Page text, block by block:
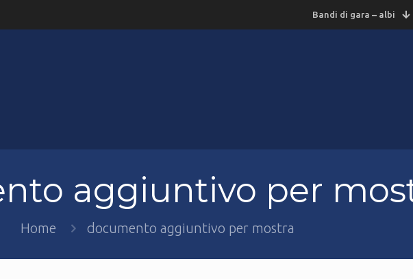
Bandi di gara – albi
aggiuntivo per
Home documento aggiuntivo per mostra